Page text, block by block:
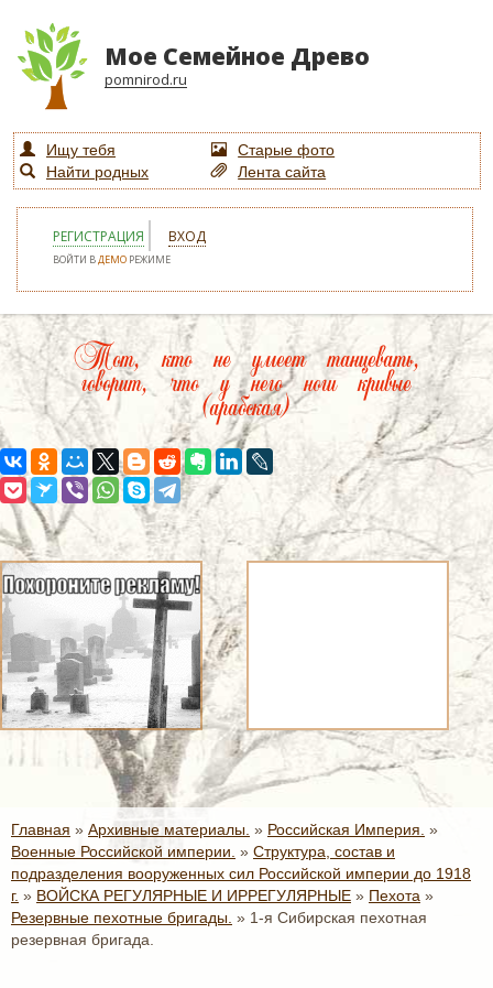
Мое Семейное Древо
pomnirod.ru
Ищу тебя
Старые фото
Найти родных
Лента сайта
РЕГИСТРАЦИЯ ВХОД
ВОЙТИ ВДЕМО РЕЖИМЕ
Тот, кто не умеет танцевать,
говорит, что у него ноги кривые
(арабская)
Главная » Архивные материалы. » Российская Империя. »
Военные Российской империи. » Структура, состав и
подразделения вооруженных сил Российской империи до 1918
г. » ВОЙСКА РЕГУЛЯРНЫЕ И ИРРЕГУЛЯРНЫЕ » Пехота »
Резервные пехотные бригады. » 1-я Сибирская пехотная
резервная бригада.